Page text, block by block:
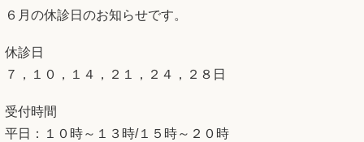
６月の休診日のお知らせです。
休診日
７，１０，１４，２１，２４，２８日
受付時間
平日：１０時～１３時/１５時～２０時